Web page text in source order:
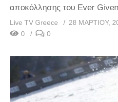
αποκόλλησης του Ever Given
Live TV Greece
28 ΜΑΡΤΊΟΥ,
0
0